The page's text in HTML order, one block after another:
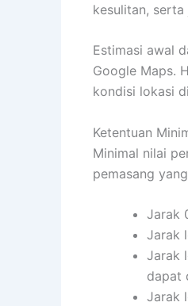
kesulitan,
Estimasi awal
Google Maps.
kondisi lokasi
Ketentuan
Minimal nilai
pemasang
Jarak
Jarak
Jarak
dapat
Jarak